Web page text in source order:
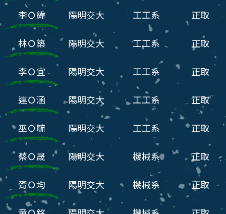
李Ｏ緯 陽明交大 工工系 正取
林Ｏ築 陽明交大 工工系 正取
李Ｏ宜 陽明交大 工工系 正取
連Ｏ涵 陽明交大 工工系 正取
巫Ｏ毓 陽明交大 工工系 正取
蔡Ｏ晟 陽明交大 機械系 正取
胥Ｏ均 陽明交大 機械系 正取